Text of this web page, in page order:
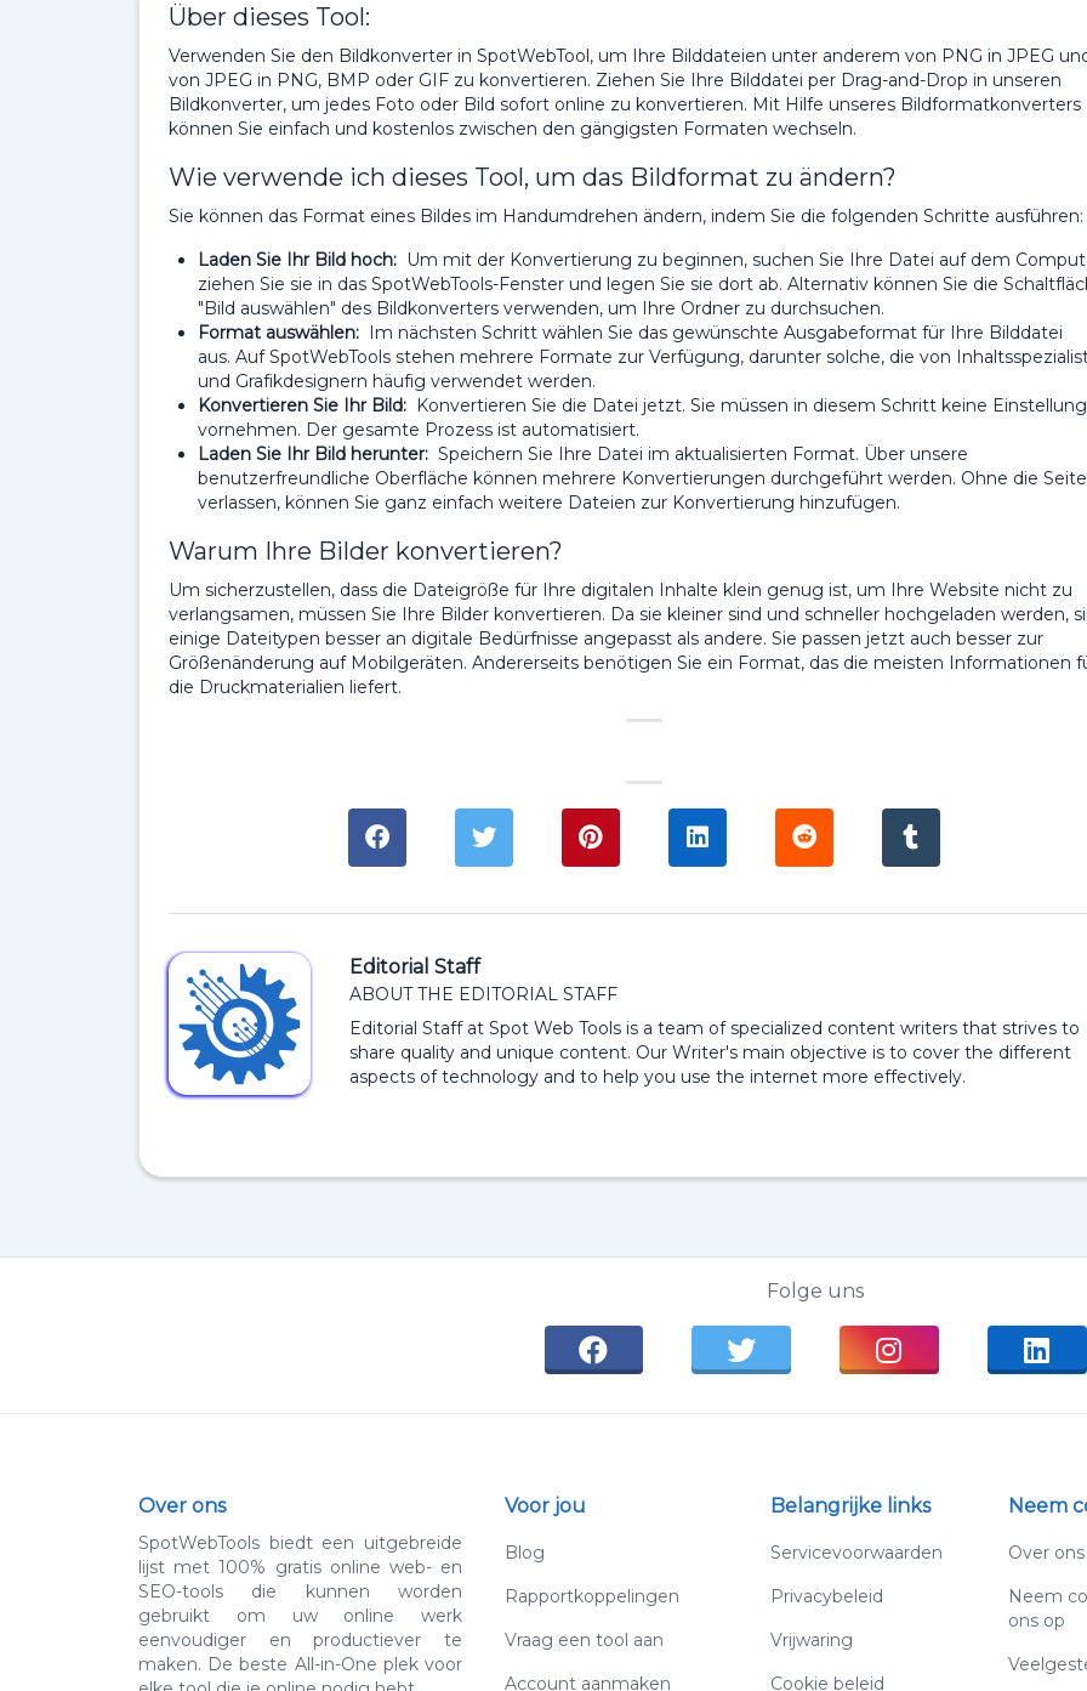
Über dieses Tool:
Verwenden Sie den Bildkonverter in SpotWebTool, um Ihre Bilddateien unter anderem von PNG in JPEG
von JPEG in PNG, BMP oder GIF zu konvertieren. Ziehen Sie Ihre Bilddatei per Drag-and-Drop in unseren
Bildkonverter, um jedes Foto oder Bild sofort online zu konvertieren. Mit Hilfe unseres Bildformatkonverters
können Sie einfach und kostenlos zwischen den gängigsten Formaten wechseln.
Wie verwende ich dieses Tool, um das Bildformat zu ändern?
Sie können das Format eines Bildes im Handumdrehen ändern, indem Sie die folgenden Schritte ausführen:
Laden Sie Ihr Bild hoch: Um mit der Konvertierung zu beginnen, suchen Sie Ihre Datei auf dem
ziehen Sie sie in das SpotWebTools-Fenster und legen Sie sie dort ab. Alternativ können Sie die
"Bild auswählen" des Bildkonverters verwenden, um Ihre Ordner zu durchsuchen.
Format auswählen: Im nächsten Schritt wählen Sie das gewünschte Ausgabeformat für Ihre Bilddatei
aus. Auf SpotWebTools stehen mehrere Formate zur Verfügung, darunter solche, die von
und Grafikdesignern häufig verwendet werden.
Konvertieren Sie Ihr Bild: Konvertieren Sie die Datei jetzt. Sie müssen in diesem Schritt keine
vornehmen. Der gesamte Prozess ist automatisiert.
Laden Sie Ihr Bild herunter: Speichern Sie Ihre Datei im aktualisierten Format. Über unsere
benutzerfreundliche Oberfläche können mehrere Konvertierungen durchgeführt werden. Ohne die
verlassen, können Sie ganz einfach weitere Dateien zur Konvertierung hinzufügen.
Warum Ihre Bilder konvertieren?
Um sicherzustellen, dass die Dateigröße für Ihre digitalen Inhalte klein genug ist, um Ihre Website nicht zu
verlangsamen, müssen Sie Ihre Bilder konvertieren. Da sie kleiner sind und schneller hochgeladen werden,
einige Dateitypen besser an digitale Bedürfnisse angepasst als andere. Sie passen jetzt auch besser zur
Größenänderung auf Mobilgeräten. Andererseits benötigen Sie ein Format, das die meisten Informationen
die Druckmaterialien liefert.
Editorial Staff
ABOUT THE EDITORIAL STAFF
Editorial Staff at Spot Web Tools is a team of specialized content writers that strives to
share quality and unique content. Our Writer's main objective is to cover the different
aspects of technology and to help you use the internet more effectively.
Folge uns
Over ons
SpotWebTools biedt een uitgebreide
lijst met 100% gratis online web- en
SEO-tools die kunnen worden
gebruikt om uw online werk
eenvoudiger en productiever te
maken. De beste All-in-One plek voor
Voor jou
Blog
Rapportkoppelingen
Vraag een tool aan
Account aanmaken
Belangrijke links
Servicevoorwaarden
Privacybeleid
Vrijwaring
Cookie beleid
Neem
Over ons
Neem
ons op